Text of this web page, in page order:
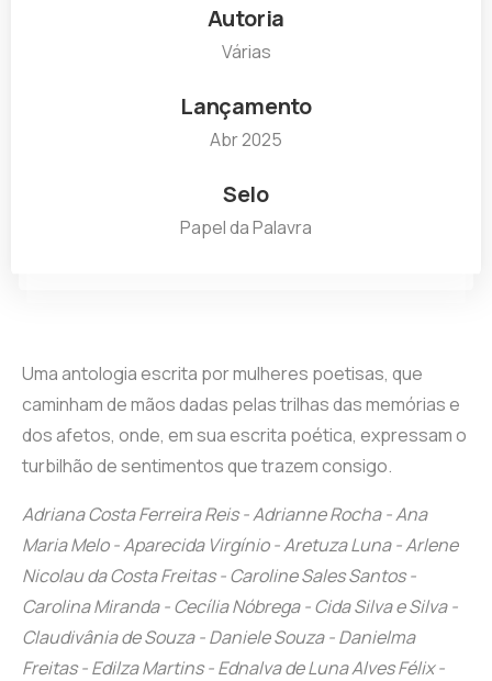
Autoria
Várias
Lançamento
Abr 2025
Selo
Papel da Palavra
Uma antologia escrita por mulheres poetisas, que
caminham de mãos dadas pelas trilhas das memórias e
dos afetos, onde, em sua escrita poética, expressam o
turbilhão de sentimentos que trazem consigo.
Adriana Costa Ferreira Reis - Adrianne Rocha - Ana
Maria Melo - Aparecida Virgínio - Aretuza Luna - Arlene
Nicolau da Costa Freitas - Caroline Sales Santos -
Carolina Miranda - Cecília Nóbrega - Cida Silva e Silva -
Claudivânia de Souza - Daniele Souza - Danielma
Freitas - Edilza Martins - Ednalva de Luna Alves Félix -